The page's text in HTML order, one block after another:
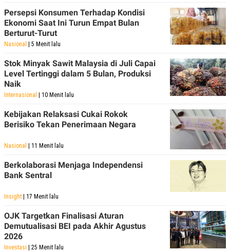
P
A
P
E
D
V
E
R
S
I
N
G
E
I
.
I
D
SITEMAPPROFILETERM
OF
USE
PEDOMAN
Persepsi Konsumen Terhadap Kondisi
Ekonomi Saat Ini Turun Empat Bulan
Berturut-Turut
Nasional | 5 Menit lalu
Stok Minyak Sawit Malaysia di Juli Capai
Level Tertinggi dalam 5 Bulan, Produksi
Naik
Internasional | 10 Menit lalu
Kebijakan Relaksasi Cukai Rokok
Berisiko Tekan Penerimaan Negara
Nasional | 11 Menit lalu
Berkolaborasi Menjaga Independensi
Bank Sentral
Insight | 17 Menit lalu
OJK Targetkan Finalisasi Aturan
Demutualisasi BEI pada Akhir Agustus
2026
Investasi | 25 Menit lalu